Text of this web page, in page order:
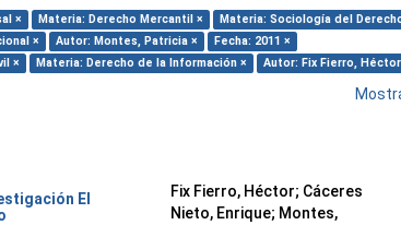
× Materia: Derecho Mercantil × Materia: Sociología del
× Autor: Montes, Patricia ×
Fecha: 2011 ×
× Materia: Derecho de la Información × Autor: Fix Fierro,
El
Fix Fierro, Héctor; Cáceres
Nieto, Enrique; Montes,